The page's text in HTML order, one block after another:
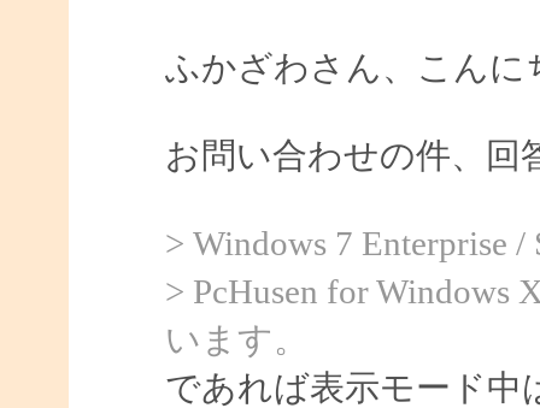
ふかざわさん、こんに
お問い合わせの件、回
> Windows 7 Enterprise
> PcHusen for Windows
います。
であれば表示モード中